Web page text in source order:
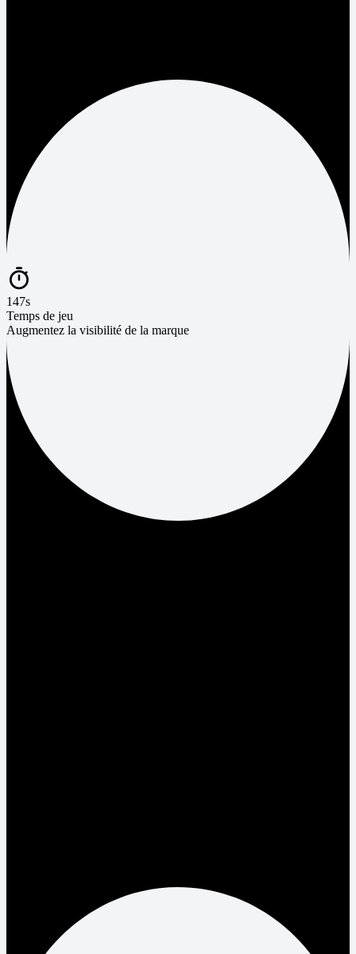
147s
Temps de jeu
Augmentez la visibilité de la marque